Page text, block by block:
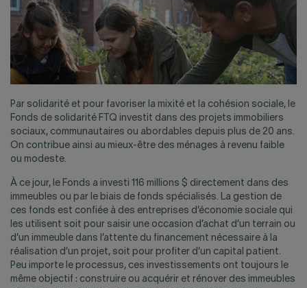
Par solidarité et pour favoriser la mixité et la cohésion sociale, le
Fonds de solidarité FTQ investit dans des projets immobiliers
sociaux, communautaires ou abordables depuis plus de 20 ans.
On contribue ainsi au mieux-être des ménages à revenu faible
ou modeste.
À ce jour, le Fonds a investi 116 millions $ directement dans des
immeubles ou par le biais de fonds spécialisés. La gestion de
ces fonds est confiée à des entreprises d’économie sociale qui
les utilisent soit pour saisir une occasion d’achat d’un terrain ou
d’un immeuble dans l’attente du financement nécessaire à la
réalisation d’un projet, soit pour profiter d’un capital patient.
Peu importe le processus, ces investissements ont toujours le
même objectif : construire ou acquérir et rénover des immeubles